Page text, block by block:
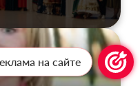
на сайте